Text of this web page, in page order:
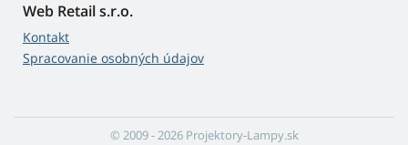
Web Retail s.r.o.
Kontakt
Spracovanie osobných údajov
© 2009 - 2026 Projektory-Lampy.sk